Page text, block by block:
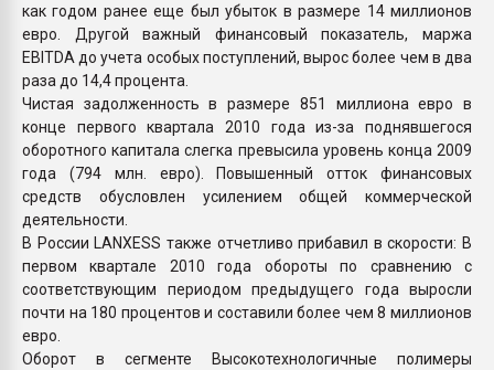
как годом ранее еще был убыток в размере 14 миллионов
евро. Другой важный финансовый показатель, маржа
EBITDA до учета особых поступлений, вырос более чем в два
раза до 14,4 процента.
Чистая задолженность в размере 851 миллиона евро в
конце первого квартала 2010 года из-за поднявшегося
оборотного капитала слегка превысила уровень конца 2009
года (794 млн. евро). Повышенный отток финансовых
средств обусловлен усилением общей коммерческой
деятельности.
В России LANXESS также отчетливо прибавил в скорости: В
первом квартале 2010 года обороты по сравнению с
соответствующим периодом предыдущего года выросли
почти на 180 процентов и составили более чем 8 миллионов
евро.
Оборот в сегменте Высокотехнологичные полимеры